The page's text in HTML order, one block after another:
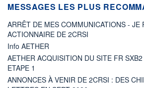
MESSAGES LES PLUS
ARRÊT DE MES COMMUNICATIONS - JE
ACTIONNAIRE DE 2CRSI
Info AETHER
AETHER ACQUISITION DU SITE FR
ETAPE 1
ANNONCES À VENIR DE 2CRSI : DES